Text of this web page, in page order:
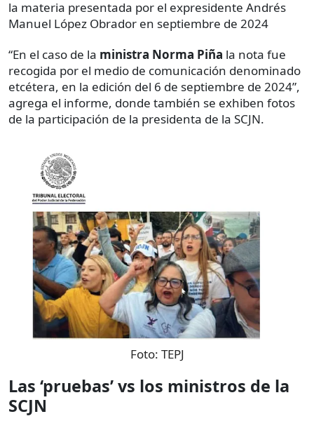
la materia presentada por el expresidente Andrés
Manuel López Obrador en septiembre de 2024
“En el caso de la ministra Norma Piña la nota fue
recogida por el medio de comunicación denominado
etcétera, en la edición del 6 de septiembre de 2024”,
agrega el informe, donde también se exhiben fotos
de la participación de la presidenta de la SCJN.
Foto: TEPJ
Las ‘pruebas’ vs los ministros de la
SCJN